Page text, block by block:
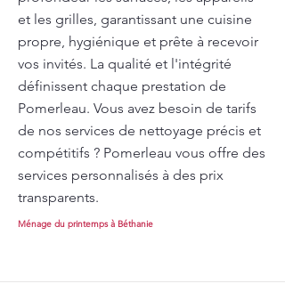
et les grilles, garantissant une cuisine
propre, hygiénique et prête à recevoir
vos invités. La qualité et l'intégrité
définissent chaque prestation de
Pomerleau. Vous avez besoin de tarifs
de nos services de nettoyage précis et
compétitifs ? Pomerleau vous offre des
services personnalisés à des prix
transparents.
Ménage du printemps à Béthanie